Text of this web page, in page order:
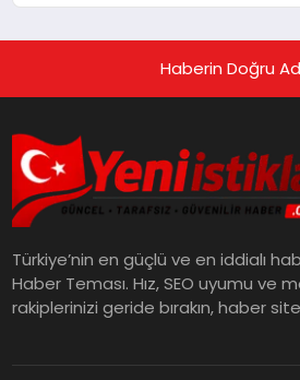
Haberin Doğru
Türkiye’nin en güçlü ve en iddialı
Haber Teması. Hız, SEO uyumu ve
rakiplerinizi geride bırakın, haber